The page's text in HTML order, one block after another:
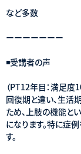
など多数
ーーーーーーー
◾️受講者の声
（PT12年目：満足度
回復期と違い、生活
ため、上肢の機能と
になります。特に症
す。